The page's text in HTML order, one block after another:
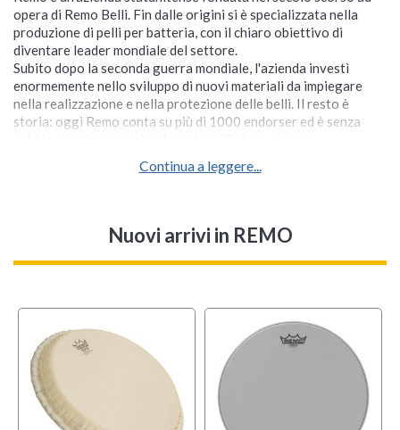
opera di Remo Belli. Fin dalle origini si è specializzata nella
produzione di pelli per batteria, con il chiaro obiettivo di
diventare leader mondiale del settore.
Subito dopo la seconda guerra mondiale, l'azienda investì
enormemente nello sviluppo di nuovi materiali da impiegare
nella realizzazione e nella protezione delle belli. Il resto è
storia: oggi Remo conta su più di 1000 endorser ed è senza
Continua a leggere...
Nuovi arrivi in REMO